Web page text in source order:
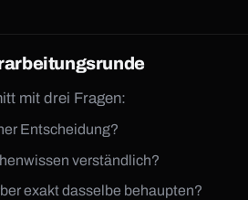
mit drei Fragen:
Entscheidung?
verständlich?
exakt dasselbe behaupten?